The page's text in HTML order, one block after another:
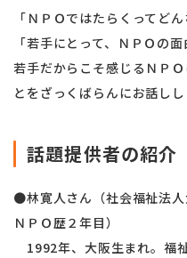
「ＮＰＯではたらくってどん
「若手にとって、ＮＰＯの
若手だからこそ感じるＮＰ
とをざっくばらんにお話しし
話題提供者の紹介
●林寛人さん（社会福祉法人
ＮＰＯ歴２年目）
1992年、大阪生まれ。福